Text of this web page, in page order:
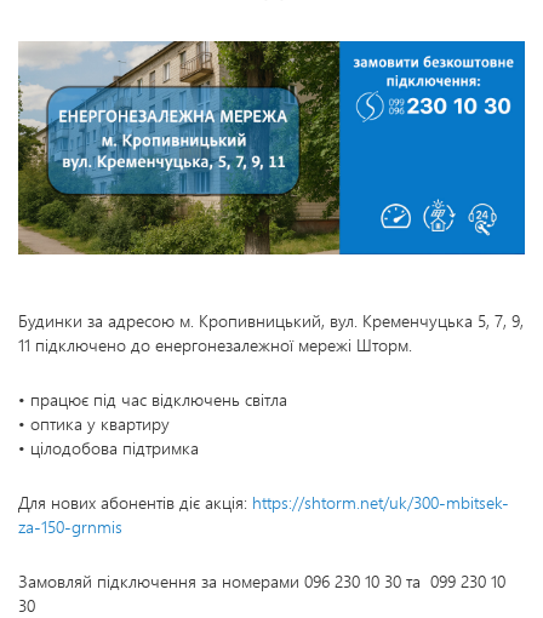
Будинки за адресою м. Кропивницький, вул. Кременчуцька 5, 7, 9,
11 підключено до енергонезалежної мережі Шторм.
• працює під час відключень світла
• оптика у квартиру
• цілодобова підтримка
Для нових абонентів діє акція: https://shtorm.net/uk/300-mbitsek-
za-150-grnmis
Замовляй підключення за номерами 096 230 10 30 та 099 230 10
30